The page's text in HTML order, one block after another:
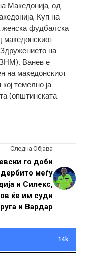
Македонија, од
Куп на
женска фудбалска
македонскиот
на
Ванев е
на македонскиот
темелно ја
(општинската
Следна Објава
го доби
дербито меѓу
и Силекс,
ќе им суди
и Вардар
14k